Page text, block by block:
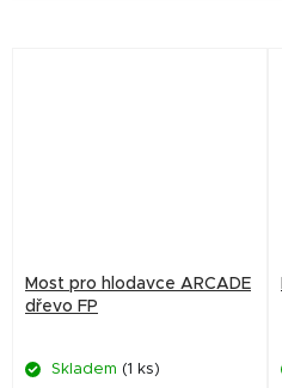
Most pro hlodavce ARCADE
dřevo FP
Skladem (1 ks)